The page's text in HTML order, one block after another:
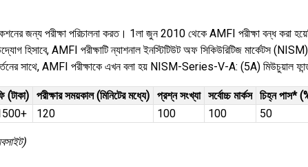
জন্য পরীক্ষা পরিচালনা করত। 1লা জুন 2010 থেকে AMFI পরীক্ষা বন্ধ করা
হিসাবে, AMFI পরীক্ষাটি ন্যাশনাল ইনস্টিটিউট অফ সিকিউরিটিজ মার্কেটস
সাথে, AMFI পরীক্ষাকে এখন বলা হয় NISM-Series-V-A: (5A) মিউচুয়াল ফান্ড
(টাকা) পরীক্ষার সময়কাল (মিনিটের মধ্যে) প্রশ্ন সংখ্যা সর্বোচ্চ মার্কস চিহ্ন পাস*
120 100 100 50